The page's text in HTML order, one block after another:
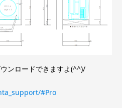
ンロードできますよ(^^)/
#Pro